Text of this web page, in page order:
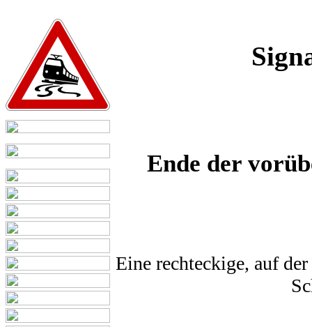
Ende der
Eine rechteckige, auf